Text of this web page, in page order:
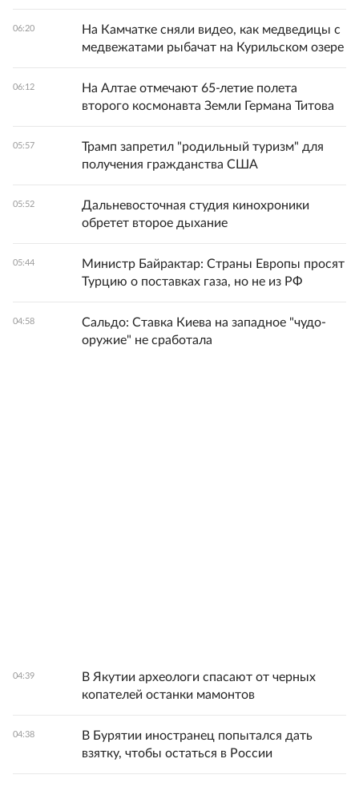
06:20
На Камчатке сняли видео, как медведицы с
медвежатами рыбачат на Курильском озере
06:12
На Алтае отмечают 65-летие полета
второго космонавта Земли Германа Титова
05:57
Трамп запретил "родильный туризм" для
получения гражданства США
05:52
Дальневосточная студия кинохроники
обретет второе дыхание
05:44
Министр Байрактар: Страны Европы просят
Турцию о поставках газа, но не из РФ
04:58
Сальдо: Ставка Киева на западное "чудо-
оружие" не сработала
04:39
В Якутии археологи спасают от черных
копателей останки мамонтов
04:38
В Бурятии иностранец попытался дать
взятку, чтобы остаться в России